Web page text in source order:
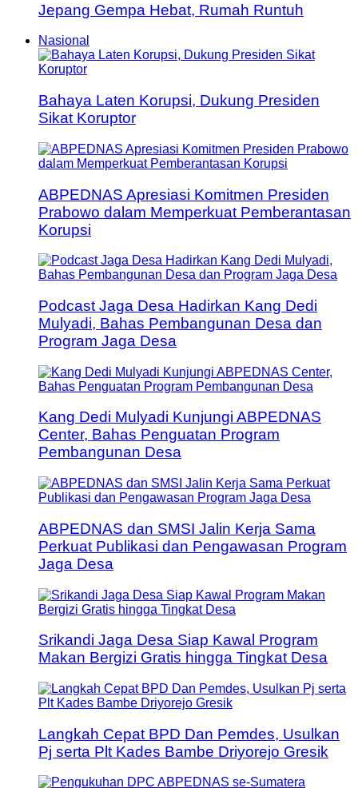
Jepang Gempa Hebat, Rumah Runtuh
Nasional
Bahaya Laten Korupsi, Dukung Presiden
Sikat Koruptor
ABPEDNAS Apresiasi Komitmen Presiden
Prabowo dalam Memperkuat Pemberantasan
Korupsi
Podcast Jaga Desa Hadirkan Kang Dedi
Mulyadi, Bahas Pembangunan Desa dan
Program Jaga Desa
Kang Dedi Mulyadi Kunjungi ABPEDNAS
Center, Bahas Penguatan Program
Pembangunan Desa
ABPEDNAS dan SMSI Jalin Kerja Sama
Perkuat Publikasi dan Pengawasan Program
Jaga Desa
Srikandi Jaga Desa Siap Kawal Program
Makan Bergizi Gratis hingga Tingkat Desa
Langkah Cepat BPD Dan Pemdes, Usulkan
Pj serta Plt Kades Bambe Driyorejo Gresik